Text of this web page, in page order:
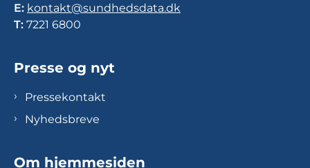
E: kontakt@sundhedsdata.dk
T: 7221 6800
Presse og nyt
Pressekontakt
Nyhedsbreve
Om hjemmesiden